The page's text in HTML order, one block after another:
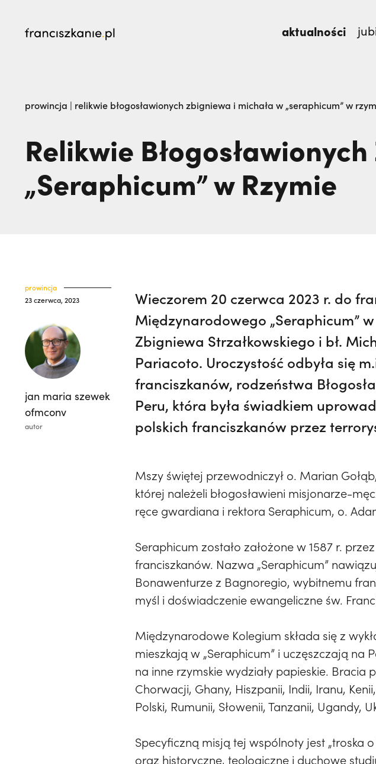
aktualności
Prawie tam nie pojechałem: czego nauczyli mnie męczennicy z
prowincja | relikwie błogosławionych zbigniewa i michała w „seraphicum” w
Relikwie
„Seraphicum” w Rzymie
prowincja
23 czerwca, 2023
jan maria szewek
ofmconv
autor
Wieczorem 20 czerwca 2023 r. do
Międzynarodowego „Seraphicum”
Zbigniewa Strzałkowskiego i bł.
Pariacoto. Uroczystość odbyła się
franciszkanów, rodzeństwa
Peru, która była świadkiem
polskich franciszkanów przez
Mszy świętej przewodniczył o. Marian
której należeli błogosławieni misjonarze-
ręce gwardiana i rektora Seraphicum, o.
Seraphicum zostało założone w 1587 r.
franciszkanów. Nazwa „Seraphicum”
Bonawenturze z Bagnoregio, wybitnemu
myśl i doświadczenie ewangeliczne św.
Międzynarodowe Kolegium składa się z
mieszkają w „Seraphicum” i uczęszczają na
na inne rzymskie wydziały papieskie. Bracia
Chorwacji, Ghany, Hiszpanii, Indii, Iranu,
Polski, Rumunii, Słowenii, Tanzanii, Ugandy,
Specyficzną misją tej wspólnoty jest „troska
oraz historyczne, teologiczne i duchowe